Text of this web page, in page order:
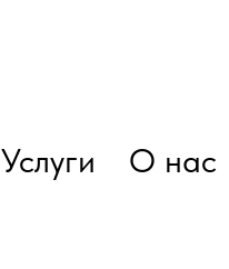
Услуги О нас